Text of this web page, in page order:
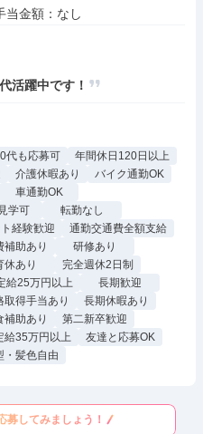
代も応募可
年間休日120日以上
介護休暇あり
バイク通勤OK
車通勤OK
学可
転勤なし
経験歓迎
通勤交通費全額支給
補助あり
研修あり
休あり
完全週休2日制
給25万円以上
長期歓迎
取得手当あり
長期休暇あり
補助あり
第二新卒歓迎
給35万円以上
友達と応募OK
・髪色自由
募してみましょう！